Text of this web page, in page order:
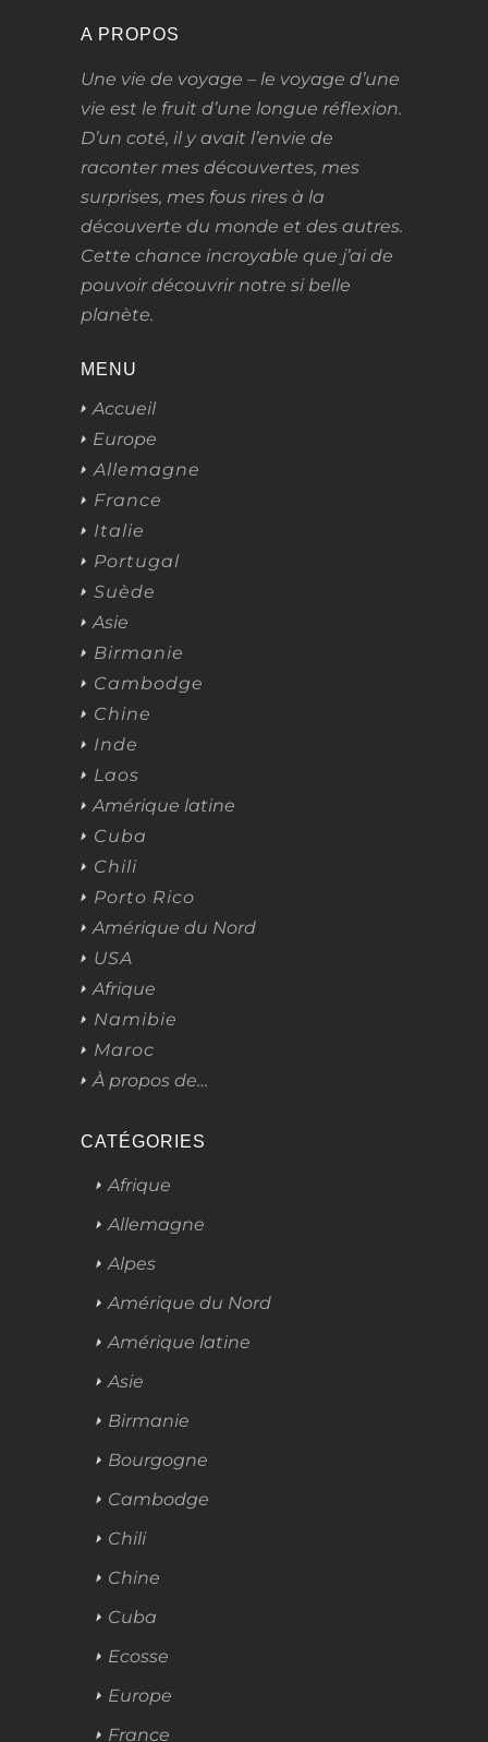
A PROPOS
Une vie de voyage – le voyage d’une
vie est le fruit d’une longue réflexion.
D’un coté, il y avait l’envie de
raconter mes découvertes, mes
surprises, mes fous rires à la
découverte du monde et des autres.
Cette chance incroyable que j’ai de
pouvoir découvrir notre si belle
planète.
MENU
Accueil
Europe
Allemagne
France
Italie
Portugal
Suède
Asie
Birmanie
Cambodge
Chine
Inde
Laos
Amérique latine
Cuba
Chili
Porto Rico
Amérique du Nord
USA
Afrique
Namibie
Maroc
À propos de…
CATÉGORIES
Afrique
Allemagne
Alpes
Amérique du Nord
Amérique latine
Asie
Birmanie
Bourgogne
Cambodge
Chili
Chine
Cuba
Ecosse
Europe
France